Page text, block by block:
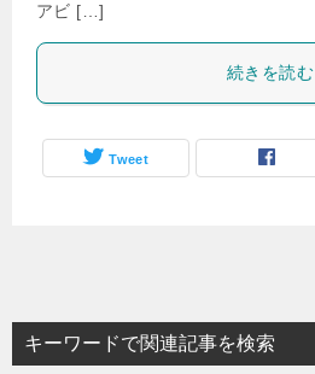
アビ […]
続きを読む
Tweet
キーワードで関連記事を検索